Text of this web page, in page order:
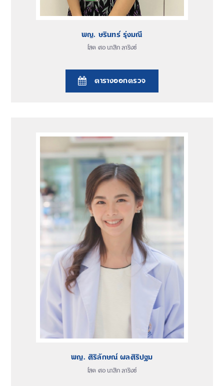
โสต ศอ นาสิก ลาริงซ์
พญ. ษรินทร์ รุ่งมณี
ตารางออกตรวจ
โสต ศอ นาสิก ลาริงซ์
พญ. ศิริลักษณ์ ผลศิริปฐม